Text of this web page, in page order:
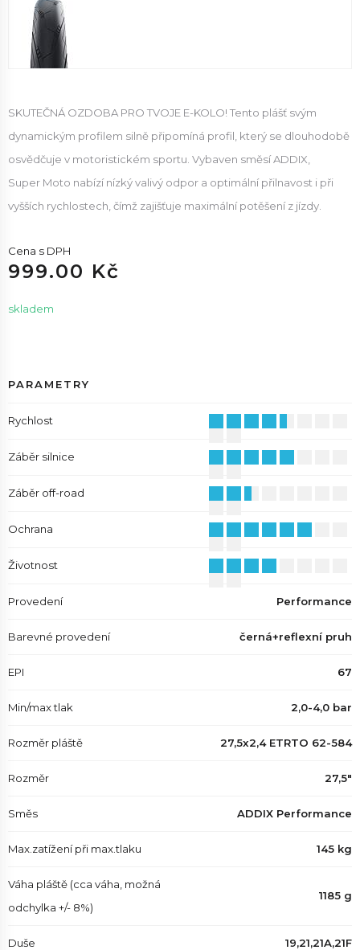
SKUTEČNÁ OZDOBA PRO TVOJE E-KOLO! Tento plášť svým
dynamickým profilem silně připomíná profil, který se dlouhodobě
osvědčuje v motoristickém sportu. Vybaven směsí ADDIX,
Super Moto nabízí nízký valivý odpor a optimální přilnavost i při
vyšších rychlostech, čímž zajišťuje maximální potěšení z jízdy.
Cena s DPH
999.00 Kč
skladem
PARAMETRY
Rychlost
Záběr silnice
Záběr off-road
Ochrana
Životnost
Provedení Performance
Barevné provedení černá+reflexní pruh
EPI 67
Min/max tlak 2,0-4,0 bar
Rozměr pláště 27,5x2,4 ETRTO 62-584
Rozměr 27,5"
Směs ADDIX Performance
Max.zatížení při max.tlaku 145 kg
Váha pláště (cca váha, možná
odchylka +/- 8%)
1185 g
Duše 19,21,21A,21F